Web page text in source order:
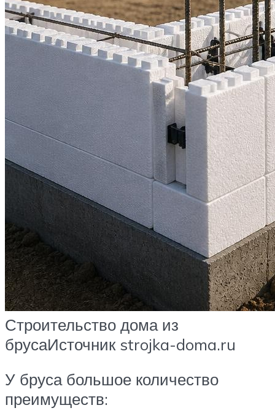
Строительство дома из
брусаИсточник strojka-doma.ru
У бруса большое количество
преимуществ: